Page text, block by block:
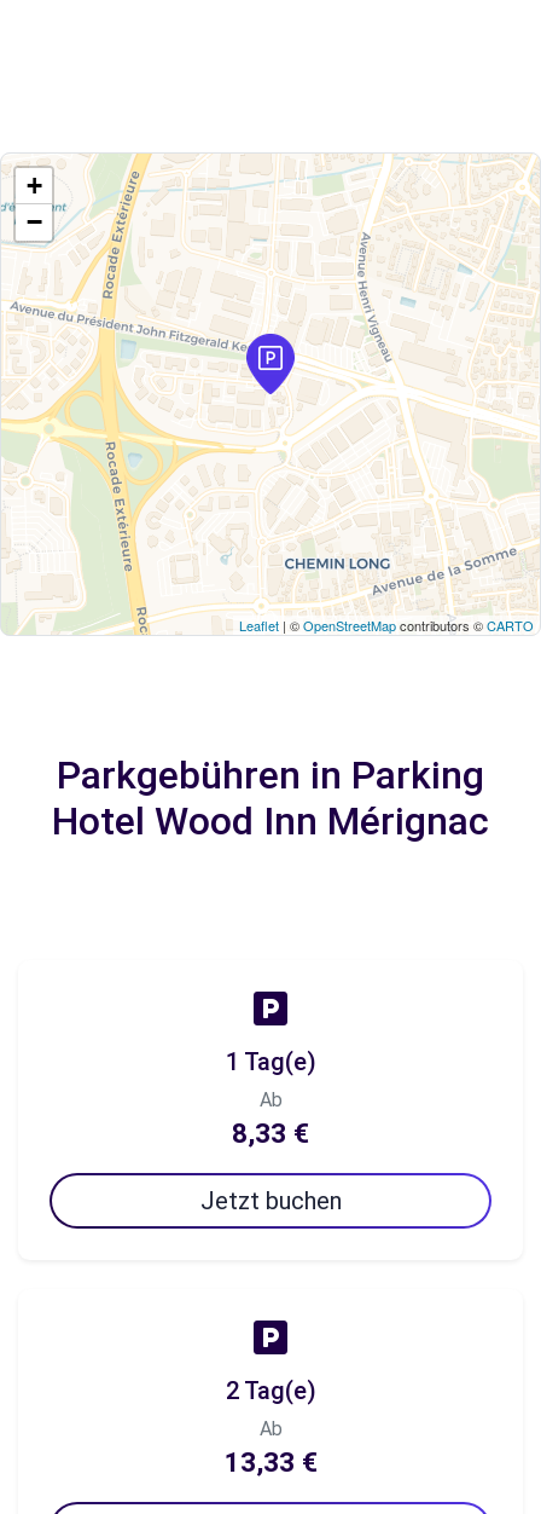
+
−
Leaflet | ©OpenStreetMapcontributors ©CARTO
Parkgebühren in Parking
Hotel Wood Inn Mérignac
1 Tag(e)
Ab
8,33 €
Jetzt buchen
2 Tag(e)
Ab
13,33 €